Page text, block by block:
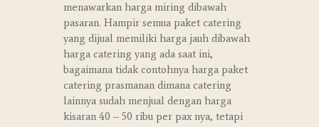
menawarkan harga miring dibawah
pasaran. Hampir semua paket catering
yang dijual memiliki harga jauh dibawah
harga catering yang ada saat ini,
bagaimana tidak contohnya harga paket
catering prasmanan dimana catering
lainnya sudah menjual dengan harga
kisaran 40 – 50 ribu per pax nya, tetapi